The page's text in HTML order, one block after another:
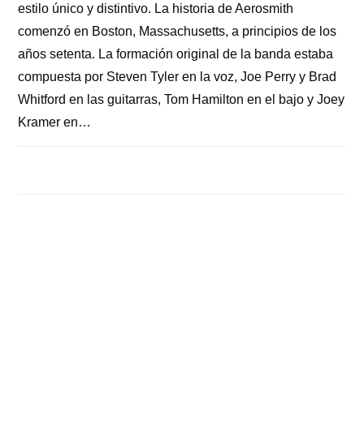
estilo único y distintivo. La historia de Aerosmith
comenzó en Boston, Massachusetts, a principios de los
años setenta. La formación original de la banda estaba
compuesta por Steven Tyler en la voz, Joe Perry y Brad
Whitford en las guitarras, Tom Hamilton en el bajo y Joey
Kramer en…